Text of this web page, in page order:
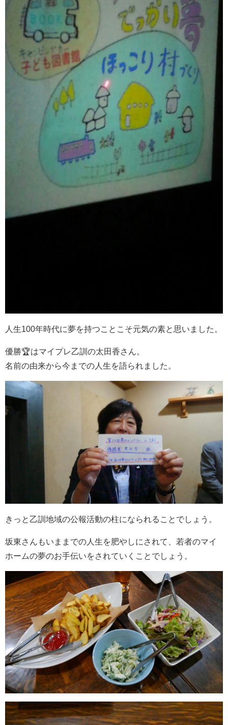
人生100年時代に夢を持つことこそ元気の素と思いました。
優勝🏆はマイプレ乙訓の太田香さん。
名前の由来から今までの人生を語られました。
きっと乙訓地域の公報活動の柱になられることでしょう。
坂東さんもいままでの人生を肥やしにされて、若者のマイ
ホームの夢のお手伝いをされていくことでしょう。